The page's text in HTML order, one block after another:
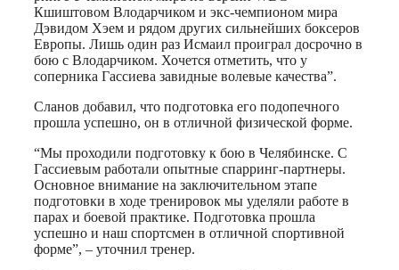
Кшиштовом Влодарчиком и экс-чемпионом мира
Дэвидом Хэем и рядом других сильнейших боксеров
Европы. Лишь один раз Исмаил проиграл досрочно в
бою с Влодарчиком. Хочется отметить, что у
соперника Гассиева завидные волевые качества”.
Сланов добавил, что подготовка его подопечного
прошла успешно, он в отличной физической форме.
“Мы проходили подготовку к бою в Челябинске. С
Гассиевым работали опытные спарринг-партнеры.
Основное внимание на заключительном этапе
подготовки в ходе тренировок мы уделяли работе в
парах и боевой практике. Подготовка прошла
успешно и наш спортсмен в отличной спортивной
форме”, – уточнил тренер.